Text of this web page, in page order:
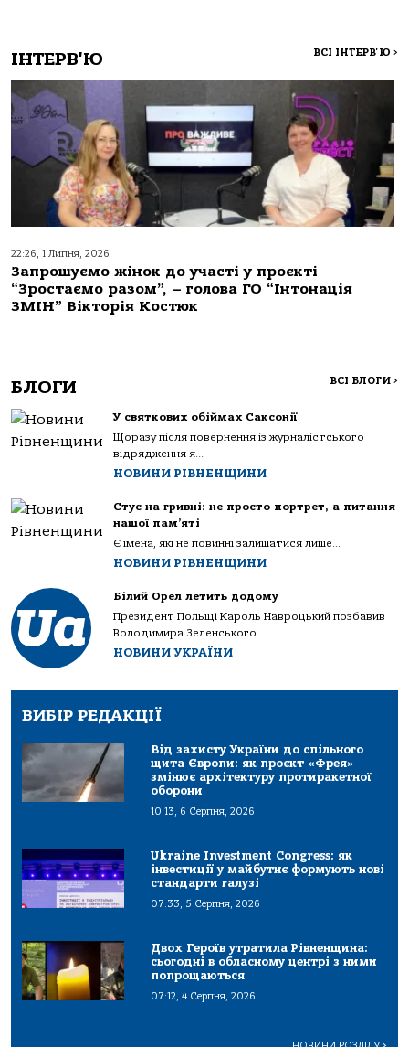
ІНТЕРВ'Ю ВСІ ІНТЕРВ'Ю >
22:26, 1 Липня, 2026
Запрошуємо жінок до участі у проєкті
“Зростаємо разом”, – голова ГО “Інтонація
ЗМІН” Вікторія Костюк
БЛОГИ ВСІ БЛОГИ >
У святкових обіймах Саксонії
Щоразу після повернення із журналістського
відрядження я...
НОВИНИ РІВНЕНЩИНИ
Стус на гривні: не просто портрет, а питання
нашої пам’яті
Є імена, які не повинні залишатися лише...
НОВИНИ РІВНЕНЩИНИ
Білий Орел летить додому
Президент Польщі Кароль Навроцький позбавив
Володимира Зеленського...
НОВИНИ УКРАЇНИ
ВИБІР РЕДАКЦІЇ
Від захисту України до спільного
щита Європи: як проєкт «Фрея»
змінює архітектуру протиракетної
оборони
10:13, 6 Серпня, 2026
Ukraine Investment Congress: як
інвестиції у майбутнє формують нові
стандарти галузі
07:33, 5 Серпня, 2026
Двох Героїв утратила Рівненщина:
сьогодні в обласному центрі з ними
попрощаються
07:12, 4 Серпня, 2026